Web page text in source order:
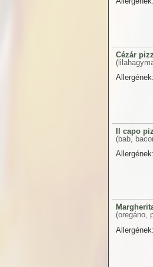
Cézár
Allergének:
Il capo
(bab,
Allergének:
(oregáno,
Allergének: